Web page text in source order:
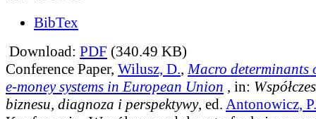
BibTex
Download: PDF (340.49 KB)
Conference Paper, Wilusz, D., Macro determinants
e-money systems in European Union , in:
biznesu, diagnoza i perspektywy, ed. Antonowicz, P.